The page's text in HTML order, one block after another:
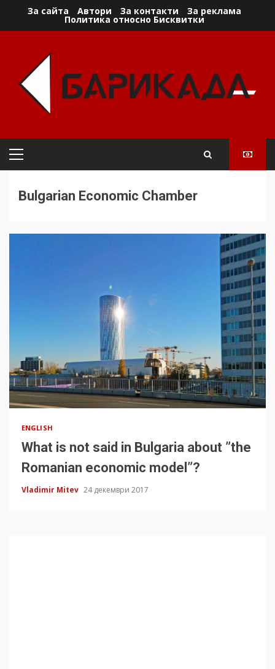
За сайта Автори За контакти За реклама
Политика относно Бисквитки
Primary
Bulgarian Economic Chamber
ENGLISH
What is not said in Bulgaria about ”the
Romanian economic model”?
Vladimir Mitev 24 декември 2017